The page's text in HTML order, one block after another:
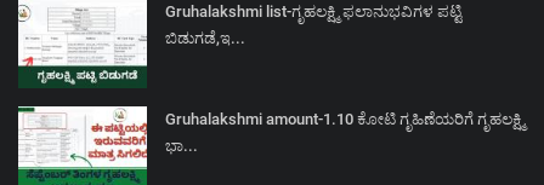
Gruhalakshmi list-ಗೃಹಲಕ್ಷ್ಮಿ ಫಲಾನುಭವಿಗಳ ಪಟ್ಟಿ
ಬಿಡುಗಡೆ,ಇ...
Gruhalakshmi amount-1.10 ಕೋಟಿ ಗೃಹಿಣೆಯರಿಗೆ ಗೃಹಲಕ್ಷ್ಮಿ
ಭಾ...